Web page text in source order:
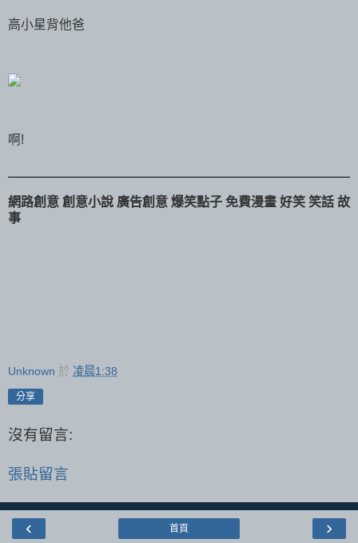
高小星背他爸
啊!
網路創意 創意小說 廣告創意 爆笑點子 免費漫畫 好笑 笑話 故
事
Unknown 於 凌晨1:38
分享
沒有留言:
張貼留言
‹ ›
首頁